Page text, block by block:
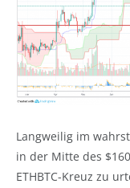
Langweilig im
in der Mitte des
ETHBTC-Kreuz zu